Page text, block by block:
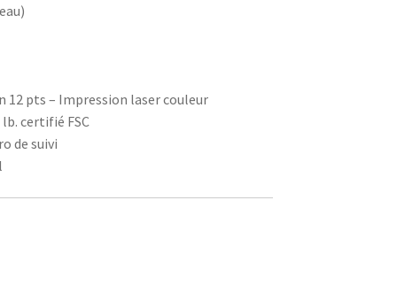
12 pts – Impression laser couleur
certifié FSC
de suivi